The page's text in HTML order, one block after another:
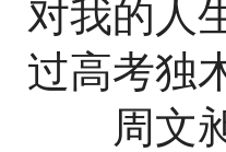
对我的人
过高考独
周文昶